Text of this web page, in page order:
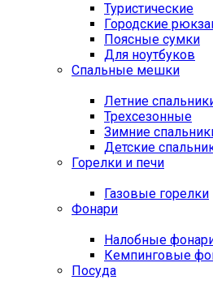
Туристические
Городские
Поясные сумки
Для ноутбуков
Спальные мешки
Летние
Трехсезонные
Зимние
Детские
Горелки и печи
Газовые горелки
Фонари
Налобные
Кемпинговые
Посуда